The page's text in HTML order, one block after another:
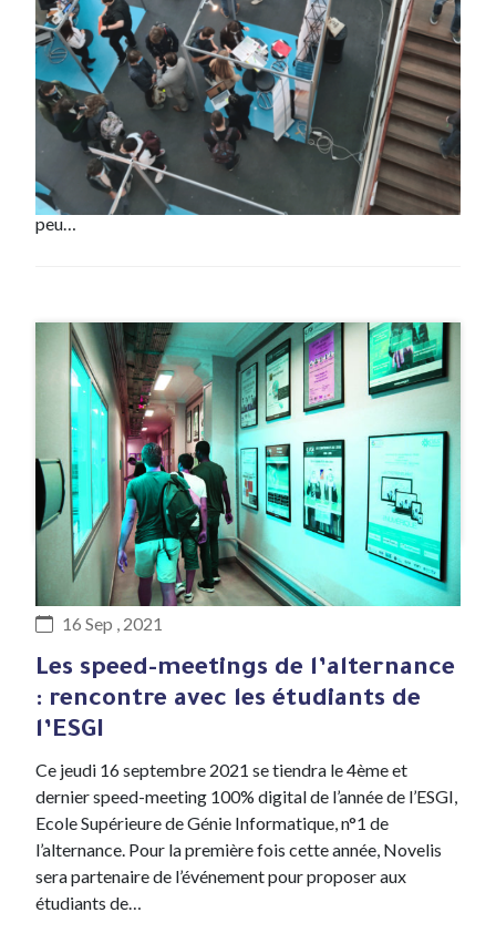
MATMECA 2021
Novelis à la rencontre des futurs ingénieurs du monde
numérique Le jeudi 14 octobre 2021 aura lieu le forum
Ingénib ENSEIRB-MATMECA : Ecole Nationale
Supérieure d’Electronique, Informatique,
Télécommunications, Mathématique et Mécanique de
Bordeaux. Il se tiendra cette année dans un format un
peu…
#Evenement
16 Sep , 2021
Les speed-meetings de l’alternance
: rencontre avec les étudiants de
l’ESGI
Ce jeudi 16 septembre 2021 se tiendra le 4ème et
dernier speed-meeting 100% digital de l’année de l’ESGI,
Ecole Supérieure de Génie Informatique, n°1 de
l’alternance. Pour la première fois cette année, Novelis
sera partenaire de l’événement pour proposer aux
étudiants de…